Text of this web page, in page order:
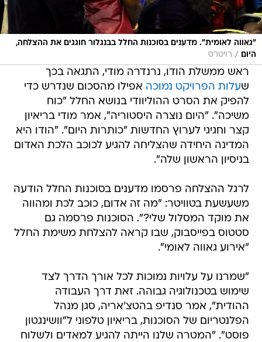
"גאווה לאומית". מדענים בסוכנות החלל בבנגלור חוגגים את ההצלחה,
היום
/ רויטרס
ראש ממשלת הודו, נרנדרה מודי, התגאה בכך
שעלות הפרויקט נמוכה אפילו מהסכום שנדרש כדי
להפיק את הסרט ההוליוודי בנושא החלל "כוח
משיכה". "היום נוצרה היסטוריה", אמר מודי בריאיון
קצר וחגיגי לערוץ החדשות "כותרות היום". "הודו היא
המדינה היחידה שהצליחה להגיע לכוכב הלכת האדום
בניסיון הראשון שלה".
לרגל ההצלחה פרסמו מדענים בסוכנות החלל הודעה
משעשעת בטוויטר: "מה זה אדום, כוכב לכת ומהווה
את מוקד המסלול שלי?". הסוכנות פרסמה גם
סטטוס בפייסבוק, שבו קראה להצלחת משימת החלל
"אירוע גאווה לאומי".
"שמרנו על עלויות נמוכות לכל אורך הדרך לצד
שימוש בטכנולוגיה גבוהה. זאת דרך העבודה
ההודית", אמר סנדיפ בהטצ'אריה, סגן מנהל
הפלנטריום של הסוכנות, בריאיון טלפוני ל"וושינגטון
פוסט". "המטרה שלנו הייתה להגיע למאדים ולשלוח